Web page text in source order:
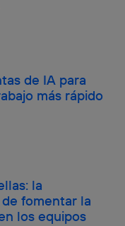
de IA para
más rápido
la
fomentar la
los equipos